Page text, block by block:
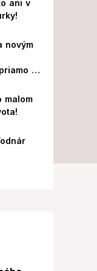
ani v
novým
v
malom